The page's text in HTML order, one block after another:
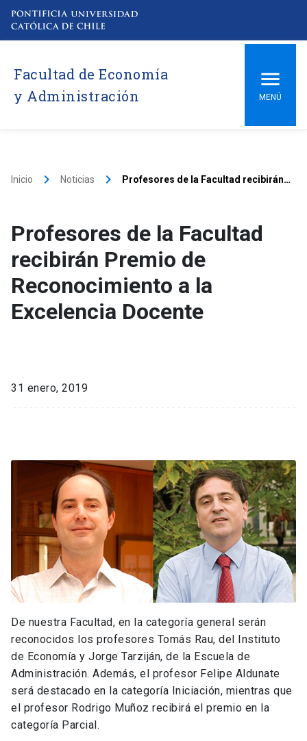
Facultad de Economía
y Administración
MENÚ
Inicio keyboard_arrow_right Noticias keyboard_arrow_right Profesores de la Facultad recibirán Premio de Reconocimiento a la Excelencia Docente
Profesores de la Facultad
recibirán Premio de
Reconocimiento a la
Excelencia Docente
31 enero, 2019
De nuestra Facultad, en la categoría general serán
reconocidos los profesores Tomás Rau, del Instituto
de Economía y Jorge Tarziján, de la Escuela de
Administración. Además, el profesor Felipe Aldunate
será destacado en la categoría Iniciación, mientras que
el profesor Rodrigo Muñoz recibirá el premio en la
categoría Parcial.